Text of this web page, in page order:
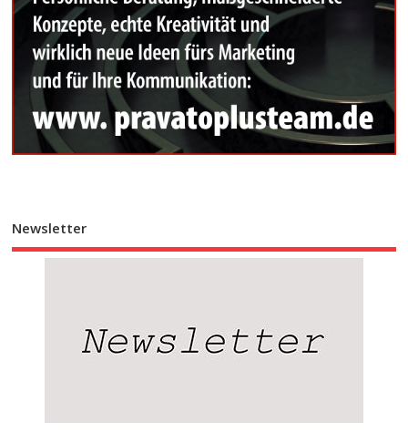
Newsletter